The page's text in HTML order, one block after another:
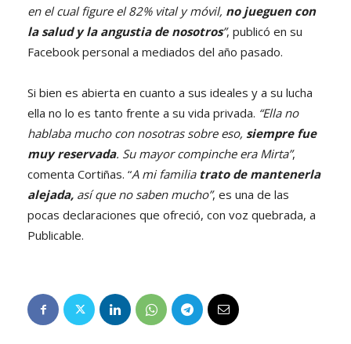
en el cual figure el 82% vital y móvil, no jueguen con
la salud y la angustia de nosotros”, publicó en su
Facebook personal a mediados del año pasado.
Si bien es abierta en cuanto a sus ideales y a su lucha
ella no lo es tanto frente a su vida privada. “Ella no
hablaba mucho con nosotras sobre eso, siempre fue
muy reservada. Su mayor compinche era Mirta”,
comenta Cortiñas. “A mi familiatrato de mantenerla
alejada, así que no saben mucho”, es una de las
pocas declaraciones que ofreció, con voz quebrada, a
Publicable.